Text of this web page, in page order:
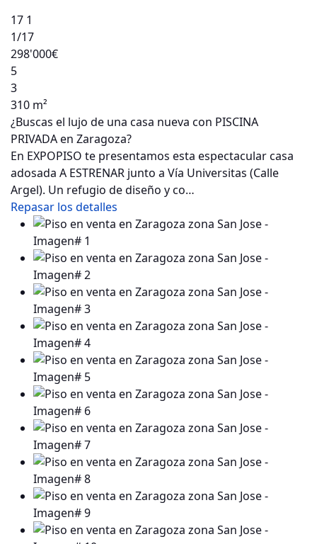
17 1
1/17
298'000€
5
3
310 m²
¿Buscas el lujo de una casa nueva con PISCINA
PRIVADA en Zaragoza?
En EXPOPISO te presentamos esta espectacular casa
adosada A ESTRENAR junto a Vía Universitas (Calle
Argel). Un refugio de diseño y co…
Repasar los detalles